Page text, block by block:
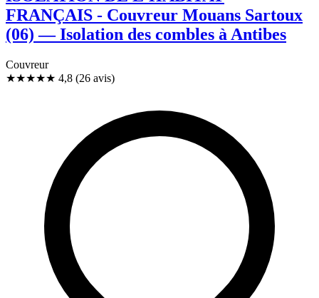
FRANÇAIS - Couvreur Mouans Sartoux
(06) — Isolation des combles à Antibes
Couvreur
★★★★★ 4,8 (26 avis)